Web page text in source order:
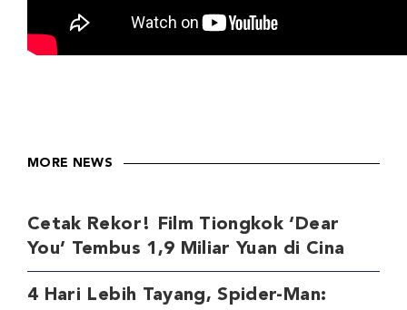
MORE NEWS
Cetak Rekor! Film Tiongkok ‘Dear
You’ Tembus 1,9 Miliar Yuan di Cina
4 Hari Lebih Tayang, Spider-Man: